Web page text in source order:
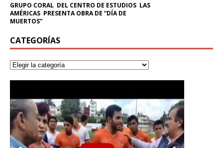
GRUPO CORAL DEL CENTRO DE ESTUDIOS LAS
AMÉRICAS PRESENTA OBRA DE “DÍA DE
MUERTOS”
CATEGORÍAS